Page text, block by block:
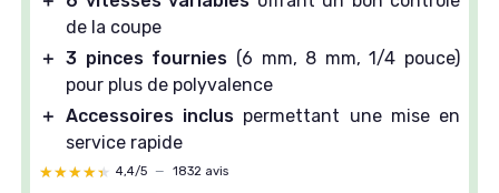
de la coupe
＋ 3 pinces fournies (6 mm, 8 mm, 1/4 pouce)
pour plus de polyvalence
＋ Accessoires inclus permettant une mise en
service rapide
★★★★★
★★★★★ 4,4/5 — 1832 avis